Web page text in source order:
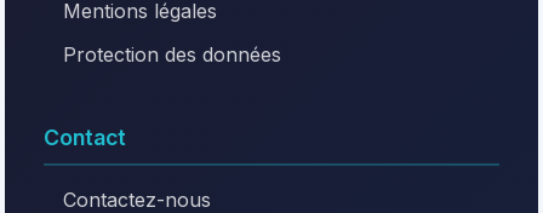
Mentions légales
Protection des données
Contact
Contactez-nous